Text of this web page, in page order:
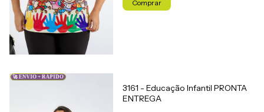
Comprar
🚀 ENVIO + RÁPIDO
3161 - Educação Infantil PRONTA
ENTREGA